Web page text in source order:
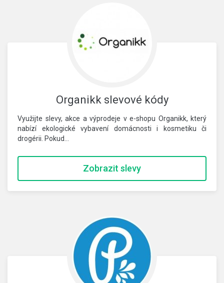
Organikk slevové kódy
Využijte slevy, akce a výprodeje v e-shopu Organikk, který
nabízí ekologické vybavení domácnosti i kosmetiku či
drogérii. Pokud…
Zobrazit slevy